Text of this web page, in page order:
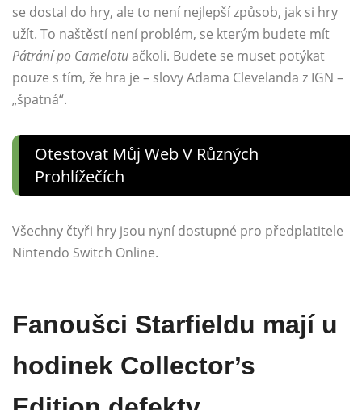
se dostal do hry, ale to není nejlepší způsob, jak si hry
užít. To naštěstí není problém, se kterým budete mít
Pátrání po Camelotuačkoli. Budete se muset potýkat
pouze s tím, že hra je – slovy Adama Clevelanda z IGN –
„špatná“.
Otestovat Můj Web V Různých
Prohlížečích
Všechny čtyři hry jsou nyní dostupné pro předplatitele
Nintendo Switch Online.
Fanoušci Starfieldu mají u
hodinek Collector’s